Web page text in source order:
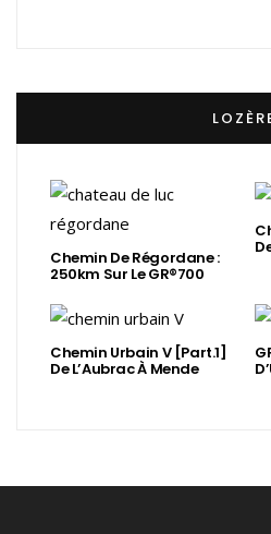
Chemin De Régordane :
250km Sur Le GR®700
Chemin Urbain V [Part.1]
De L’Aubrac À Mende